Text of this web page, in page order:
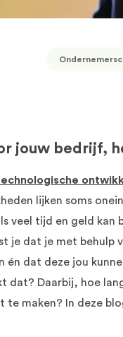
jouw bedrijf,
lijken soms
veel tijd en geld kan
je dat je met behulp
én dat deze jou
dat? Daarbij, hoe
te maken? In deze